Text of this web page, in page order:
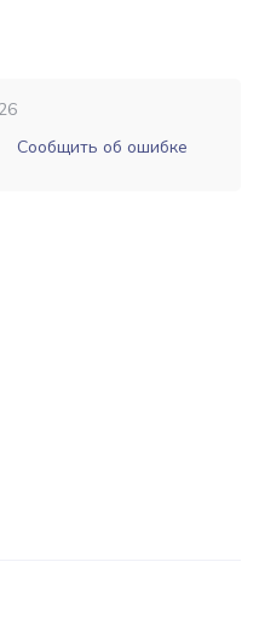
Сообщить об ошибке